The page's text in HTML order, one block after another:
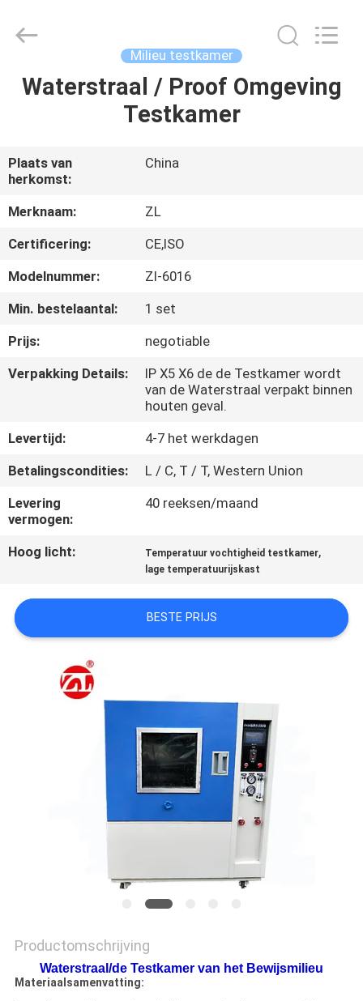
HUIS
VIDEOS
ONGEVEER
ONS
FABRIEKSREIS
KWALITEITSCONTROLE
ONS
NIEUWS
VERZOEK
CITAAT
SHOW
Technology
Rights
Reserved.
Milieu testkamer
Waterstraal / Proof Omgeving
Testkamer
Plaats van
herkomst:
China
Merknaam:
ZL
Certificering:
CE,ISO
Modelnummer:
Zl-6016
Min. bestelaantal:
1 set
Prijs:
negotiable
Verpakking Details:
IP X5 X6 de de Testkamer wordt
van de Waterstraal verpakt binnen
houten geval.
Levertijd:
4-7 het werkdagen
Betalingscondities:
L / C, T / T, Western Union
Levering
vermogen:
40 reeksen/maand
Hoog licht: Temperatuur vochtigheid testkamer,
lage temperatuurijskast
BESTE PRIJS
Productomschrijving
Waterstraal/de Testkamer van het Bewijsmilieu
Materiaalsamenvatting: